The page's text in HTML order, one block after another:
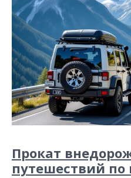
Прокат
путешествий